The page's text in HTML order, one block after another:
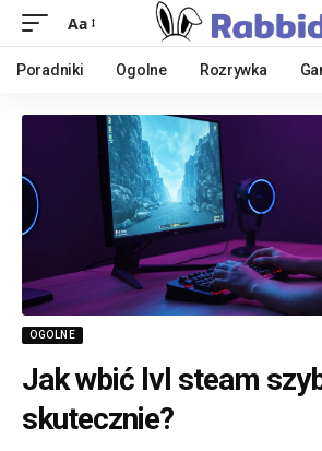
Aa
Poradniki Ogolne Rozrywka
OGOLNE
Jak wbić lvl steam
skutecznie?